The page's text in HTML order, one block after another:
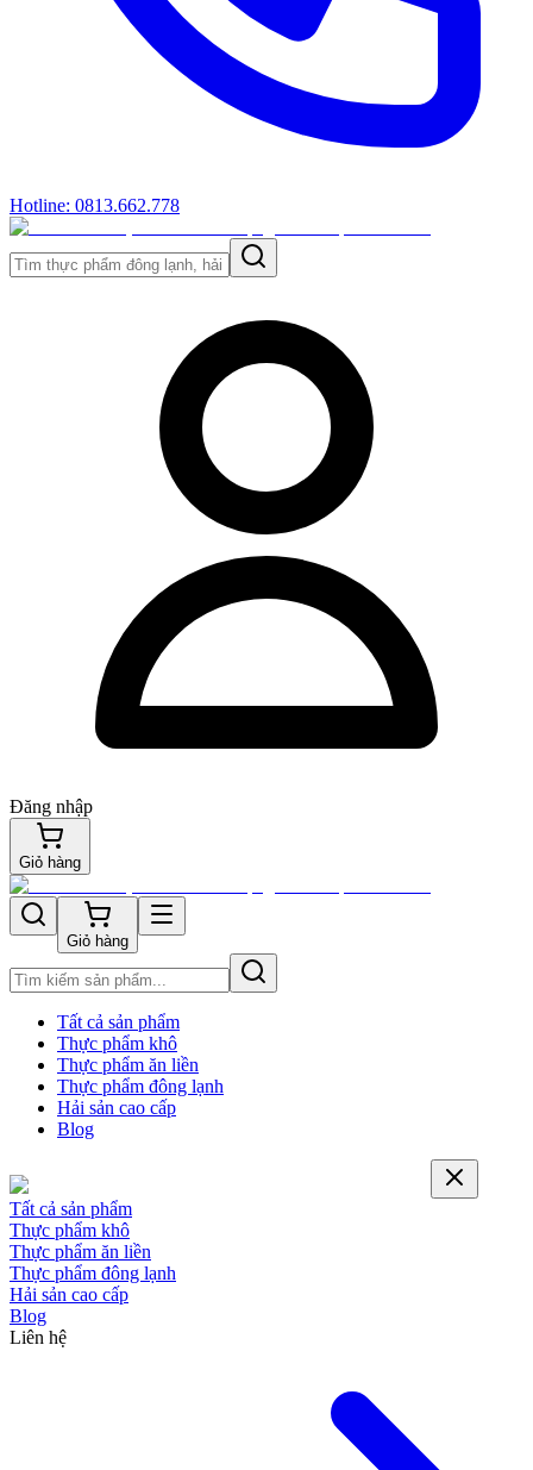
Hotline: 0813.662.778
Đăng nhập
Giỏ hàng
Giỏ hàng
Tất cả sản phẩm
Thực phẩm khô
Thực phẩm ăn liền
Thực phẩm đông lạnh
Hải sản cao cấp
Blog
Tất cả sản phẩm
Thực phẩm khô
Thực phẩm ăn liền
Thực phẩm đông lạnh
Hải sản cao cấp
Blog
Liên hệ